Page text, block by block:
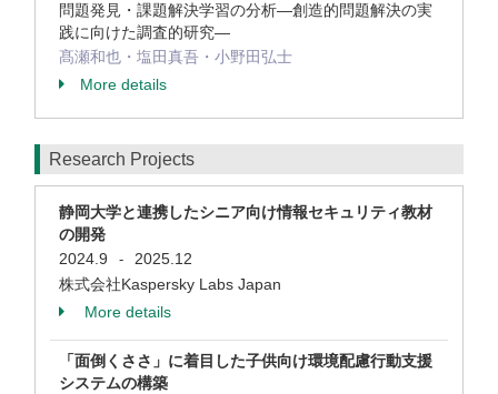
問題発見・課題解決学習の分析―創造的問題解決の実
践に向けた調査的研究―
髙瀬和也・塩田真吾・小野田弘士
More details
Research Projects
静岡大学と連携したシニア向け情報セキュリティ教材
の開発
2024.9
-
2025.12
株式会社Kaspersky Labs Japan
More details
「面倒くささ」に着目した子供向け環境配慮行動支援
システムの構築